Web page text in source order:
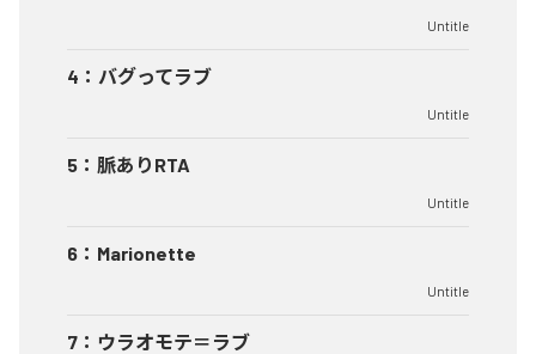
Untitle
4 ： バグってラブ
Untitle
5 ： 脈ありRTA
Untitle
6 ： Marionette
Untitle
7 ： ウラオモテ＝ラブ